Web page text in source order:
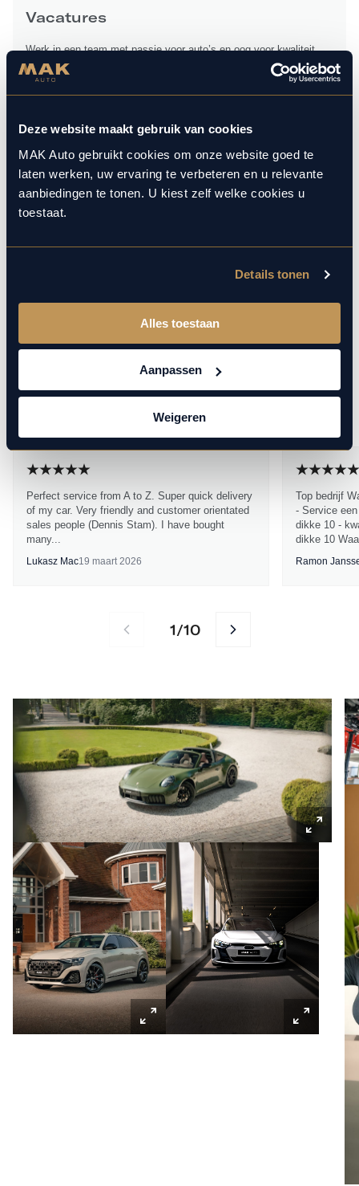
Deze website maakt gebruik van cookies
MAK Auto gebruikt cookies om onze website goed te
laten werken, uw ervaring te verbeteren en u relevante
aanbiedingen te tonen. U kiest zelf welke cookies u
toestaat.
Details tonen
Alles toestaan
Aanpassen
Weigeren
Vacatures
Werk in een team met passie voor auto’s en oog voor kwaliteit.
Samen zorgen wij elke dag voor een premium ervaring voor onze
klanten.
Contact
Bekijk hier onze contactgegevens en openingstijden. Heb je een
Klanten beoordelen ons met
een 9.6
Perfect service from A to Z. Super quick delivery
of my car. Very friendly and customer orientated
sales people (Dennis Stam). I have bought
many...
Lukasz Mac19 maart 2026
Top bedrijf
- Service
dikke 10 -
dikke 10
Ramon
1/10